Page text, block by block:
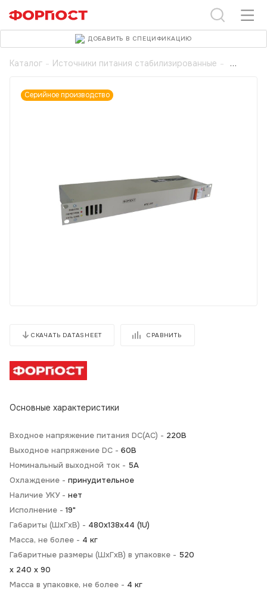
Каталог - Источники питания стабилизированные -
Серийное производство
СКАЧАТЬ DATASHEET СРАВНИТЬ
Основные характеристики
Входное напряжение питания DC(AC) - 220В
Выходное напряжение DC - 60В
Номинальный выходной ток - 5А
Охлаждение - принудительное
Наличие УКУ - нет
Исполнение - 19"
Габариты (ШхГхВ) - 480х138х44 (1U)
Масса, не более - 4 кг
Габаритные размеры (ШхГхВ) в упаковке - 520
х 240 х 90
Масса в упаковке, не более - 4 кг
ДОБАВИТЬ В СПЕЦИФИКАЦИЮ